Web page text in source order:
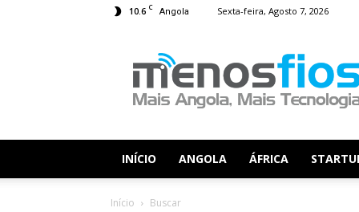
10.6 C Angola Sexta-feira, Agosto 7, 2026
Fios
INÍCIO ANGOLA ÁFRICA
Início Buscar